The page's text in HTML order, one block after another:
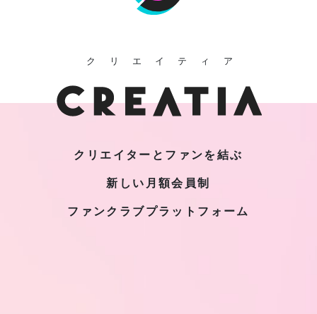
クリエイティア
クリエイターとファンを結ぶ
新しい月額会員制
ファンクラブプラットフォーム